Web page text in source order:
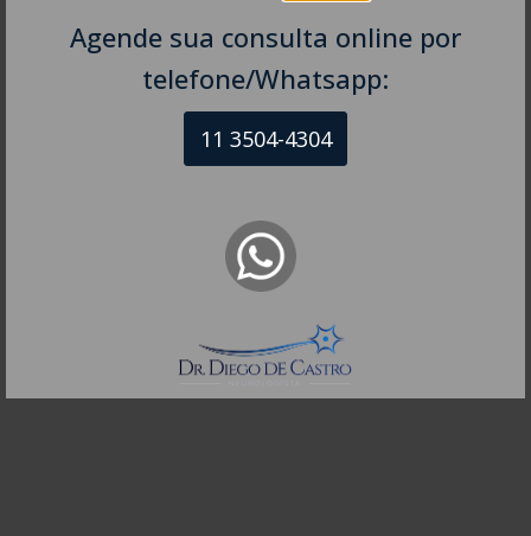
Agende sua consulta online por
telefone/Whatsapp:
11 3504-4304
humanidade e sustentabilidade. Destinado ao
público em geral.
NEUROLOGISTA EM SÃO PAULO – SP
R. Itapeva, 518 - sala 1301
Bela Vista - São Paulo - SP